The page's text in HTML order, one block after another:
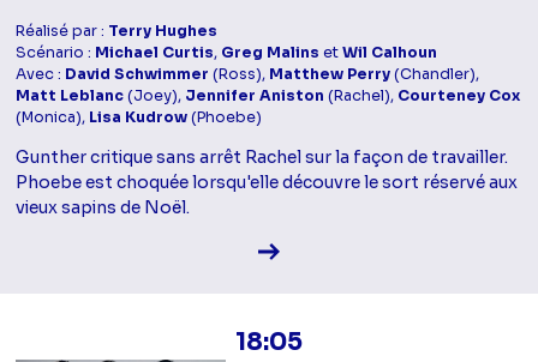
Réalisé par : Terry Hughes
Scénario : Michael Curtis, Greg Malins etWil Calhoun
Avec : David Schwimmer (Ross), Matthew Perry(Chandler),
Matt Leblanc(Joey), Jennifer Aniston (Rachel), Courteney Cox
(Monica), Lisa Kudrow(Phoebe)
Gunther critique sans arrêt Rachel sur la façon de travailler.
Phoebe est choquée lorsqu'elle découvre le sort réservé aux
vieux sapins de Noël.
Voir la fiche diffusion
18:05